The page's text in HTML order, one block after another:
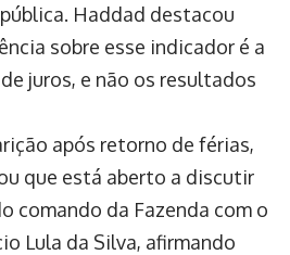
Haddad destacou
sobre esse indicador é a
juros, e não os resultados
após retorno de férias,
que está aberto a discutir
comando da Fazenda com o
Lula da Silva, afirmando